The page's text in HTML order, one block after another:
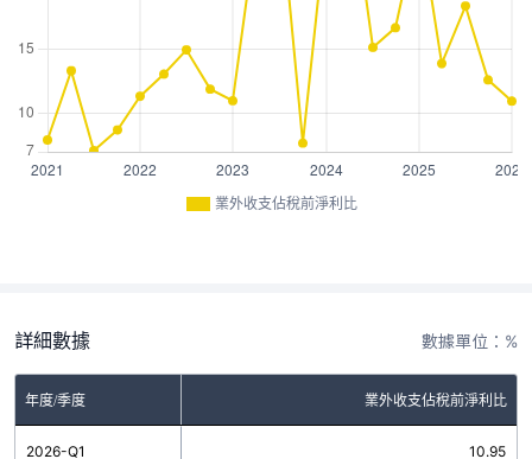
業外收支佔稅前淨利比
詳細數據 數據單位：%
年度/季度 業外收支佔稅前淨利比
2026-Q1 10.95